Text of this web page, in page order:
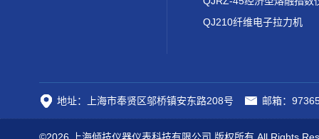
QJ210纤维电子拉力机
地址：上海市奉贤区邬桥镇安东路208号 邮箱：